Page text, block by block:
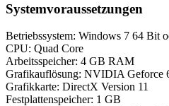
Systemvoraussetzungen
Betriebssystem: Windows 7 64 Bit
CPU: Quad Core
Arbeitsspeicher: 4 GB RAM
Grafikauflösung: NVIDIA Geforce
Grafikkarte: DirectX Version 11
Festplattenspeicher: 1 GB